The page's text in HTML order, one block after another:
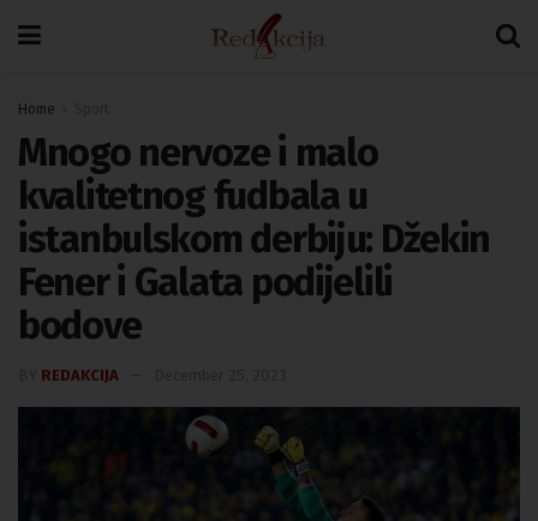
Home
Mnogo nervoze i malo
kvalitetnog fudbala u
istanbulskom derbiju: Džekin
Fener i Galata podijelili
bodove
REDAKCIJA